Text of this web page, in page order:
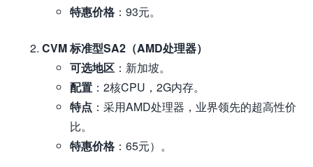
特惠价格 ：93元。
CVM 标准型SA2（AMD处理器）
可选地区 ：新加坡。
配置 ：2核CPU，2G内存。
特点 ：采用AMD处理器，业界领先的超高性价
比。
特惠价格 ：65元）。